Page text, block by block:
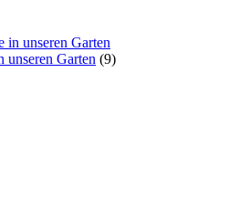
unseren Garten (9)